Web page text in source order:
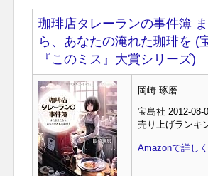
珈琲店タレーランの事件簿
ら、あなたの淹れた珈琲を (
『このミス』大賞シリーズ)
岡崎 琢磨
宝島社 2012-08-
売り上げランキ
Amazonで詳し